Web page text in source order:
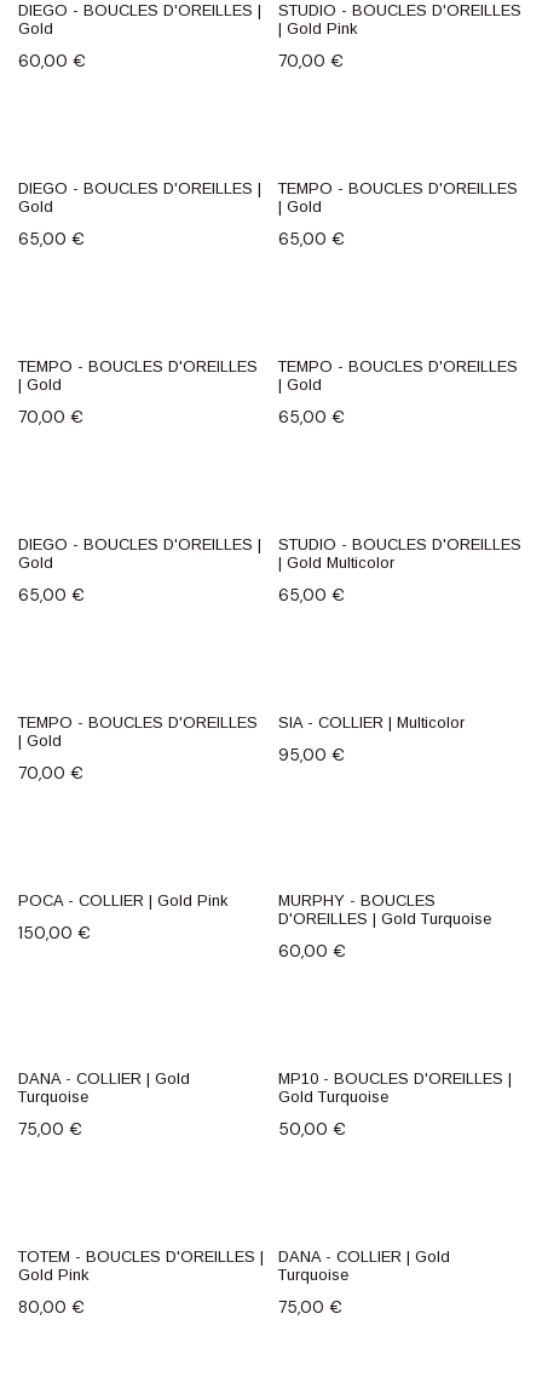
DIEGO - BOUCLES D'OREILLES |
Gold
60,00 €
STUDIO - BOUCLES D'OREILLES
| Gold Pink
70,00 €
DIEGO - BOUCLES D'OREILLES |
Gold
65,00 €
TEMPO - BOUCLES D'OREILLES
| Gold
65,00 €
TEMPO - BOUCLES D'OREILLES
| Gold
70,00 €
TEMPO - BOUCLES D'OREILLES
| Gold
65,00 €
DIEGO - BOUCLES D'OREILLES |
Gold
65,00 €
STUDIO - BOUCLES D'OREILLES
| Gold Multicolor
65,00 €
TEMPO - BOUCLES D'OREILLES
| Gold
70,00 €
SIA - COLLIER | Multicolor
95,00 €
POCA - COLLIER | Gold Pink
150,00 €
MURPHY - BOUCLES
D'OREILLES | Gold Turquoise
60,00 €
DANA - COLLIER | Gold
Turquoise
75,00 €
MP10 - BOUCLES D'OREILLES |
Gold Turquoise
50,00 €
NEW
TOTEM - BOUCLES D'OREILLES |
Gold Pink
80,00 €
DANA - COLLIER | Gold
Turquoise
75,00 €